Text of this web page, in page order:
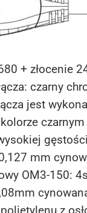
+ złocenie
czarny
jest
mm
OM3-150:
z